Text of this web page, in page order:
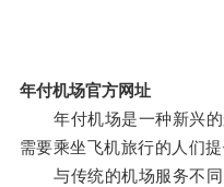
年付机场官方网址
年付机场是一种新兴的
需要乘坐飞机旅行的人们
与传统的机场服务不同